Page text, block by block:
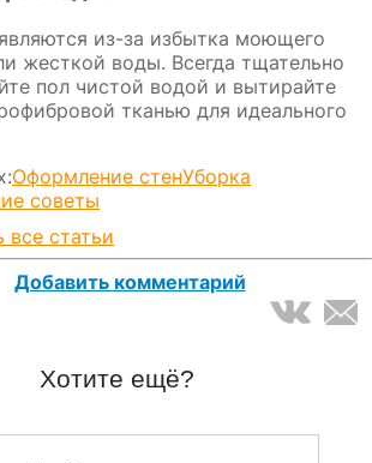
из-за избытка моющего
жесткой воды. Всегда тщательно
пол чистой водой и вытирайте
тканью для идеального
Оформление стенУборка
советы
статьи
Добавить комментарий
Хотите ещё?